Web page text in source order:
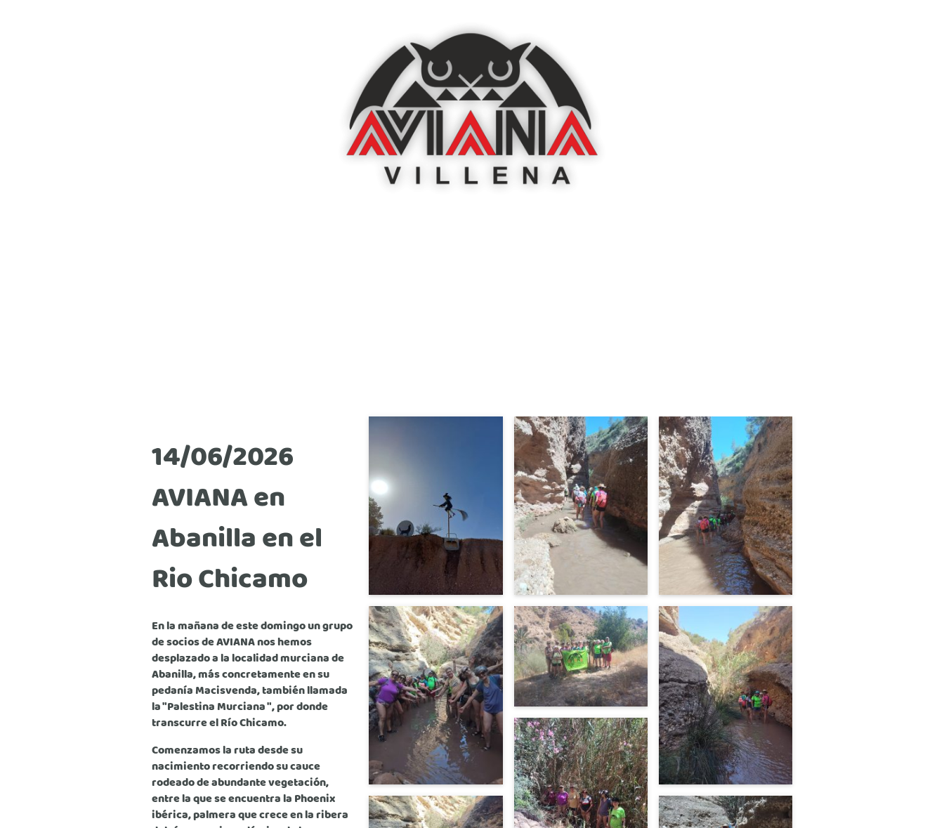
14/06/2026
AVIANA en
Abanilla en el
Rio Chicamo
En la mañana de este domingo un grupo
de socios de AVIANA nos hemos
desplazado a la localidad murciana de
Abanilla, más concretamente en su
pedanía Macisvenda, también llamada
la "Palestina Murciana ", por donde
transcurre el Río Chicamo.
Comenzamos la ruta desde su
nacimiento recorriendo su cauce
rodeado de abundante vegetación,
entre la que se encuentra la Phoenix
ibérica, palmera que crece en la ribera